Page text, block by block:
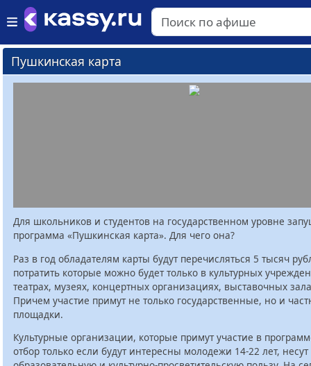
Пушкинская карта
Для школьников и студентов на государственном уровне
программа «Пушкинская карта». Для чего она?
Раз в год обладателям карты будут перечисляться 5 тысяч
потратить которые можно будет только в культурных
театрах, музеях, концертных организациях, выставочных
Причем участие примут не только государственные, но и
площадки.
Культурные организации, которые примут участие в
отбор только если будут интересны молодежи 14-22 лет,